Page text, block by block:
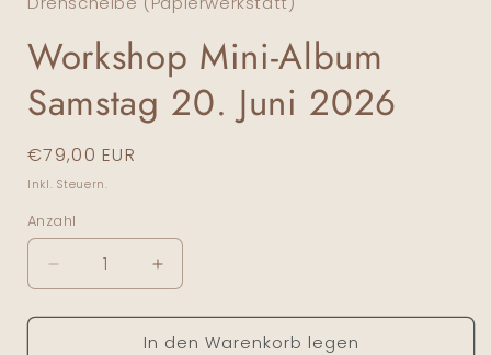
Workshop Mini-Album
Samstag 20. Juni 2026
Normaler Preis
€79,00 EUR
Inkl. Steuern.
Anzahl
Anzahl
Verringere die Menge für Workshop Mini-Album
Erhöhe die Menge für Workshop
In den Warenkorb legen